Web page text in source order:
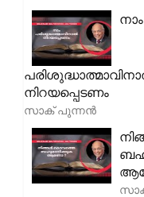
നാം
നിറയപ്പെടണം
സാക് പുന്നൻ